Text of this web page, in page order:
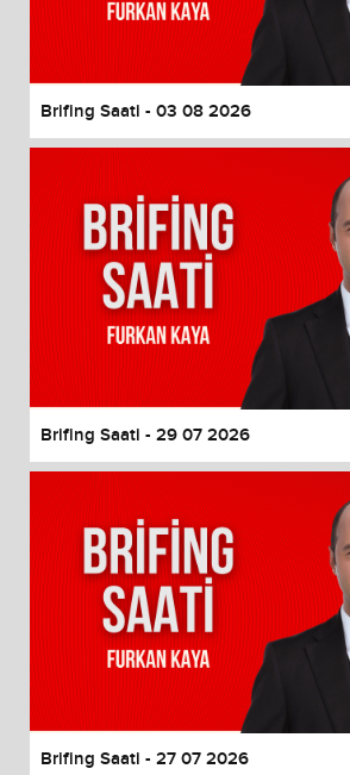
End of dialog window.
Brifing Saati - 03 08 2026
Brifing Saati - 29 07 2026
Brifing Saati - 27 07 2026